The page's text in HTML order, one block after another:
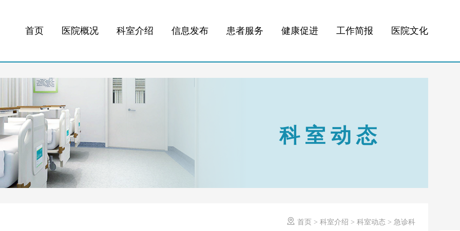
首页 医院概况 科室介绍 信息发布 患者服务 健康促进 工作简报 医院文化
科室动态
 首页 > 科室介绍 > 科室动态 > 急诊科